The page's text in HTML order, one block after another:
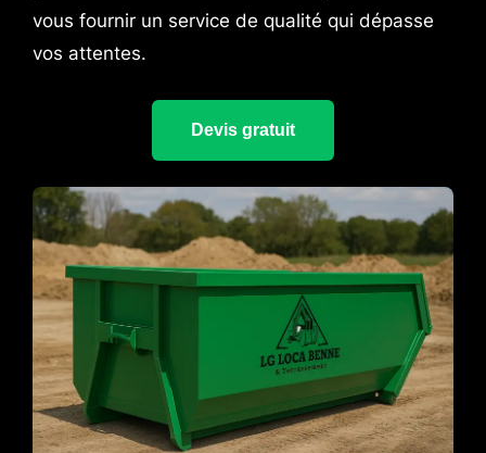
vous fournir un service de qualité qui dépasse
vos attentes.
Devis gratuit